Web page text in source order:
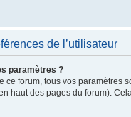
de l’utilisateur
paramètres ?
ce forum, tous vos paramètres
haut des pages du forum).